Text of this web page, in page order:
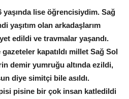
yaşında lise öğrencisiydim. Sağ
yaşıtım olan arkadaşlarım
edildi ve travmalar yaşandı.
kapatıldı millet Sağ Sol
demir yumruğu altında ezildi,
diye simitçi bile asıldı.
pisine bir çok insan katledildi